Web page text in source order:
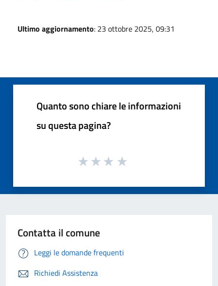
Ultimo aggiornamento: 23 ottobre 2025, 09:31
Quanto sono chiare le informazioni
su questa pagina?
Contatta il comune
Leggi le domande frequenti
Richiedi Assistenza